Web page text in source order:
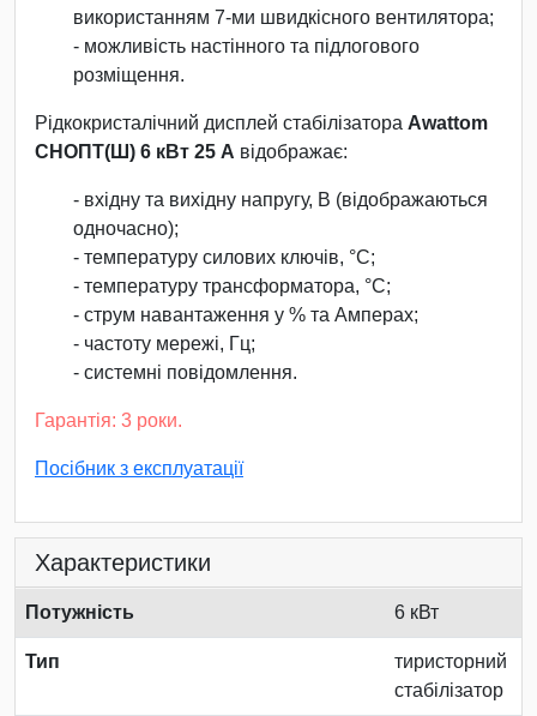
використанням 7-ми швидкісного вентилятора;
- можливість настінного та підлогового
розміщення.
Рідкокристалічний дисплей стабілізатора Awattom
СНОПТ(Ш) 6 кВт 25 А відображає:
- вхідну та вихідну напругу, В (відображаються
одночасно);
- температуру силових ключів, °С;
- температуру трансформатора, °С;
- струм навантаження у % та Амперах;
- частоту мережі, Гц;
- системні повідомлення.
Гарантія: 3 роки.
Посібник з експлуатації
Характеристики
Потужність 6 кВт
Тип
тиристорний
стабілізатор